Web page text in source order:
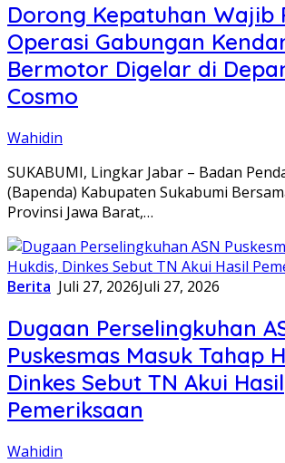
Dorong Kepatuhan Wajib
Operasi Gabungan
Bermotor Digelar di
Cosmo
Wahidin
SUKABUMI, Lingkar Jabar – Badan
(Bapenda) Kabupaten Sukabumi
Provinsi Jawa Barat,…
Berita Juli 27, 2026Juli 27, 2026
Dugaan Perselingkuhan
Puskesmas Masuk Tahap
Dinkes Sebut TN Akui Hasil
Pemeriksaan
Wahidin